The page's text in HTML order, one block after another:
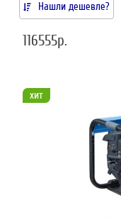
Нашли дешевле?
116555р.
хит